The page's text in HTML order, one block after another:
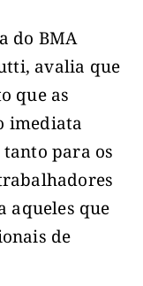
do BMA
avalia que
que as
imediata
para os
aqueles que
de